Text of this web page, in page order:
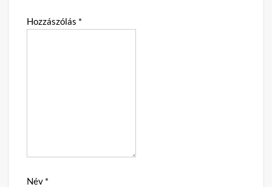
Hozzászólás *
Név *